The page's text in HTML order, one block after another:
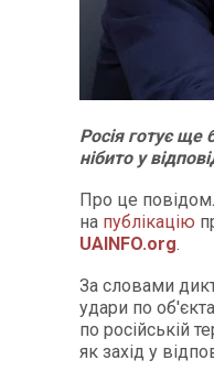
Росія готує ще
нібито у
Про це
на публікацію
UAINFO.org.
За словами
удари по
по російській
як захід у